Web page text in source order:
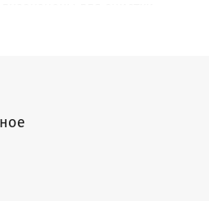
для очистки,
воздуха в жилые,
удаляют из
воздух, очищая его и
и передают это тепло
самым установки
при существовании
Установки можно
в